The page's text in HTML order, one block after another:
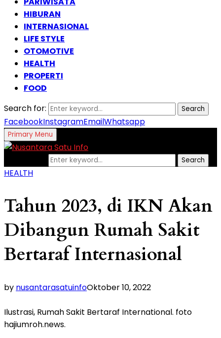
HIBURAN
INTERNASIONAL
LIFE STYLE
OTOMOTIVE
HEALTH
PROPERTI
FOOD
Search for:
Search
FacebookInstagramEmailWhatsapp
Primary Menu
Search
HEALTH
Tahun 2023, di IKN Akan
Dibangun Rumah Sakit
Bertaraf Internasional
by nusantarasatuinfoOktober 10, 2022
Ilustrasi, Rumah Sakit Bertaraf International. foto
hajiumroh.news.